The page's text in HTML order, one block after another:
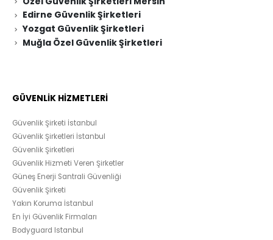
Edirne Güvenlik Şirketleri
Yozgat Güvenlik Şirketleri
Muğla Özel Güvenlik Şirketleri
GÜVENLİK HİZMETLERİ
Güvenlik Şirketi İstanbul
Güvenlik Şirketleri İstanbul
Güvenlik Şirketleri
Güvenlik Hizmeti Veren Şirketler
Güneş Enerji Santrali Güvenliği
Güvenlik Şirketi
Yakın Koruma İstanbul
En İyi Güvenlik Firmaları
Bodyguard Istanbul